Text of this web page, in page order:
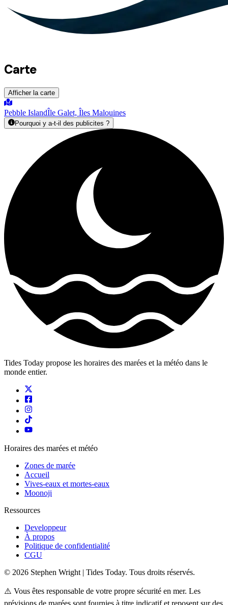
Carte
Afficher la carte
Pebble IslandÎle Galet, Îles Malouines
Pourquoi y a-t-il des publicites ?
Tides Today propose les horaires des marées et la météo dans le
monde entier.
Horaires des marées et météo
Zones de marée
Accueil
Vives-eaux et mortes-eaux
Moonoji
Ressources
Developpeur
À propos
Politique de confidentialité
CGU
© 2026 Stephen Wright | Tides Today. Tous droits réservés.
⚠️ Vous êtes responsable de votre propre sécurité en mer. Les
prévisions de marées sont fournies à titre indicatif et reposent sur des